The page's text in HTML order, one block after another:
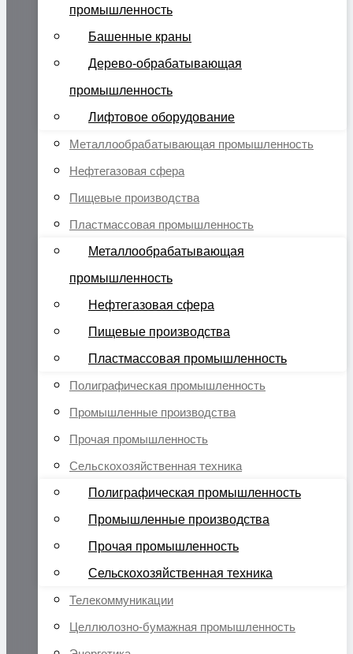
промышленность
Башенные краны
Дерево-обрабатывающая
промышленность
Лифтовое оборудование
Металлообрабатывающая промышленность
Нефтегазовая сфера
Пищевые производства
Пластмассовая промышленность
Металлообрабатывающая
промышленность
Нефтегазовая сфера
Пищевые производства
Пластмассовая промышленность
Полиграфическая промышленность
Промышленные производства
Прочая промышленность
Сельскохозяйственная техника
Полиграфическая промышленность
Промышленные производства
Прочая промышленность
Сельскохозяйственная техника
Телекоммуникации
Целлюлозно-бумажная промышленность